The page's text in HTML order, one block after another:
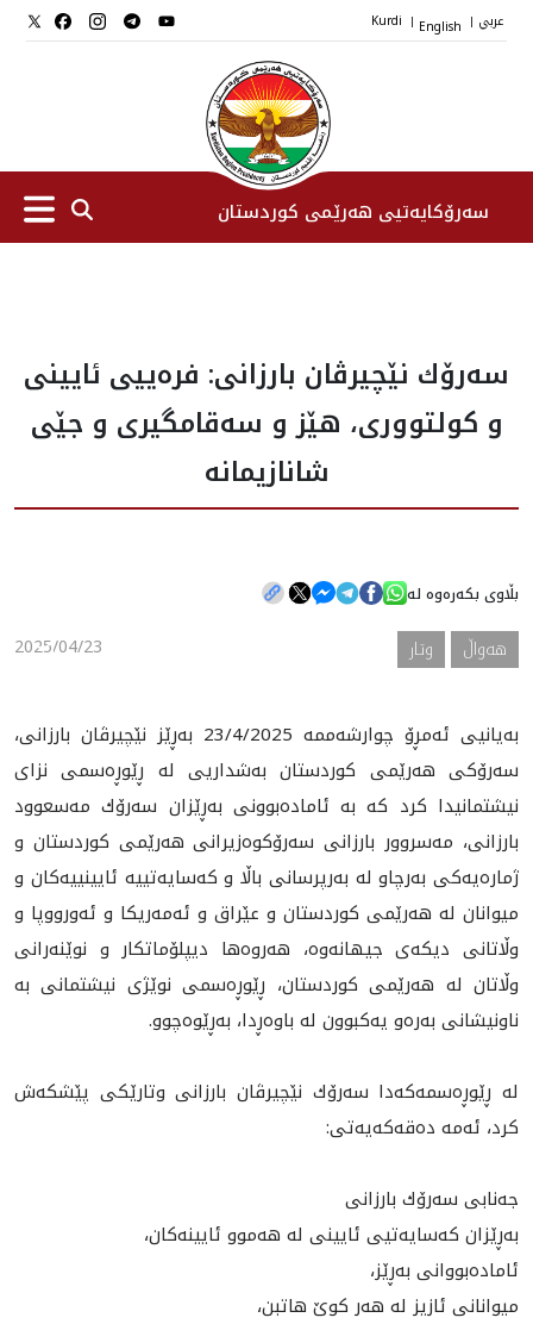
عربي |
English
|
Kurdi
سەرۆکایەتیی هەرێمی کوردستان
جێگرانی سه‌رۆک
ستافی سەرۆکایەتی
هه‌واڵ
سه‌رۆك نێچيرڤان بارزانى: فرەیيی ئایینی
و کولتووری، هێز و سەقامگیری و جێى
شانازيمانه‌
بڵاوی بکەرەوە لە
2025/04/23 هه‌واڵ وتار
بەیانیی ئەمڕۆ چوارشەممە 23/4/2025 بەڕێز نێچیرڤان بارزانی،
سەرۆكی هەرێمی كوردستان بەشداريی لە ڕێوڕەسمی نزاى
نیشتمانیدا كرد كە بە ئامادەبوونی بەڕێزان سەرۆك مەسعوود
بارزانی، مەسروور بارزانی سەرۆكوەزیرانی هەرێمی كوردستان و
ژمارەیەكی بەرچاو لە بەرپرسانی باڵا و كەسایەتیيه‌ ئایینیيه‌كان و
ميوانان له‌ هەرێمی كوردستان و عێراق و ئەمەریكا و ئەورووپا و
وڵاتانی دیكەی جیهانه‌وه‌، هه‌روه‌ها ديپلۆماتكار و نوێنەرانى
وڵاتان له‌ هه‌رێمى كوردستان، ڕێوڕەسمی نوێژی نیشتمانی بە
ناونیشانی بەرەو یەكبوون لە باوەڕدا، بەڕێوەچوو.
لە ڕێوڕەسمەكەدا سەرۆك نێچیرڤان بارزانی وتارێكی پێشكەش
كرد، ئەمە دەقەكەیەتی:
جه‌نابى سه‌رۆك بارزانى
به‌ڕێزان كه‌سايه‌تيى ئايينى له‌ هه‌موو ئايينه‌كان،
ئاماده‌بووانى به‌ڕێز،
میوانانی ئازيز له‌ هه‌ر كوێ هاتبن،